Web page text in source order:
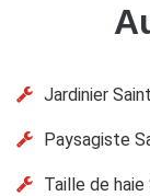
Jardinier
Paysagiste
Taille de